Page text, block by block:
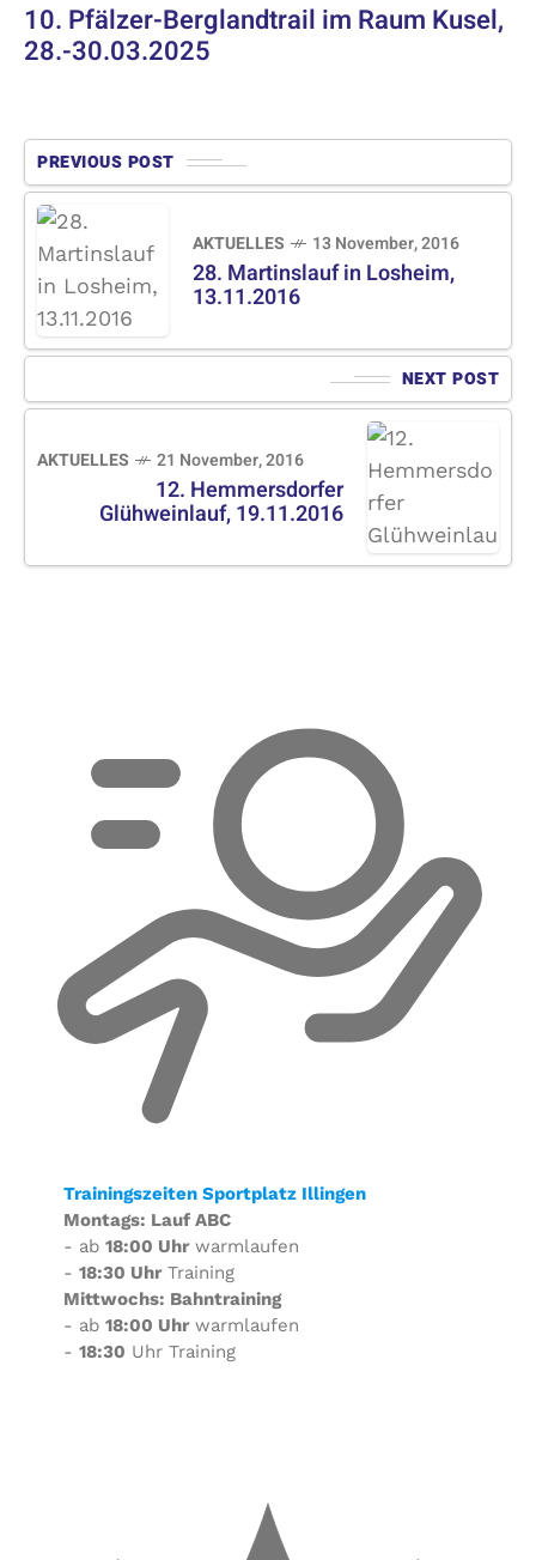
10. Pfälzer-Berglandtrail im Raum Kusel,
28.-30.03.2025
PREVIOUS POST
AKTUELLES 13 November, 2016
28. Martinslauf in Losheim,
13.11.2016
NEXT POST
AKTUELLES 21 November, 2016
12. Hemmersdorfer
Glühweinlauf, 19.11.2016
Trainingszeiten Sportplatz Illingen
Montags: Lauf ABC
- ab 18:00 Uhrwarmlaufen
- 18:30 UhrTraining
Mittwochs: Bahntraining
- ab 18:00 Uhrwarmlaufen
- 18:30 Uhr Training